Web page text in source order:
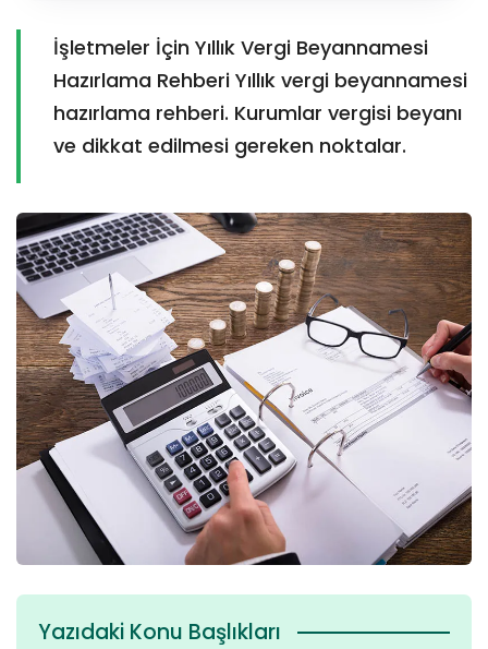
İşletmeler İçin Yıllık Vergi Beyannamesi
Hazırlama Rehberi Yıllık vergi beyannamesi
hazırlama rehberi. Kurumlar vergisi beyanı
ve dikkat edilmesi gereken noktalar.
Yazıdaki Konu Başlıkları